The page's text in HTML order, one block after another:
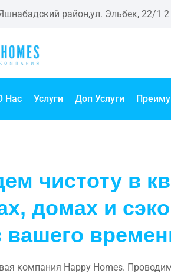
район,ул. Эльбек, 22/1
Нас Услуги Доп Услуги
чистоту в
домах и
вашего
компания Happy Homes.